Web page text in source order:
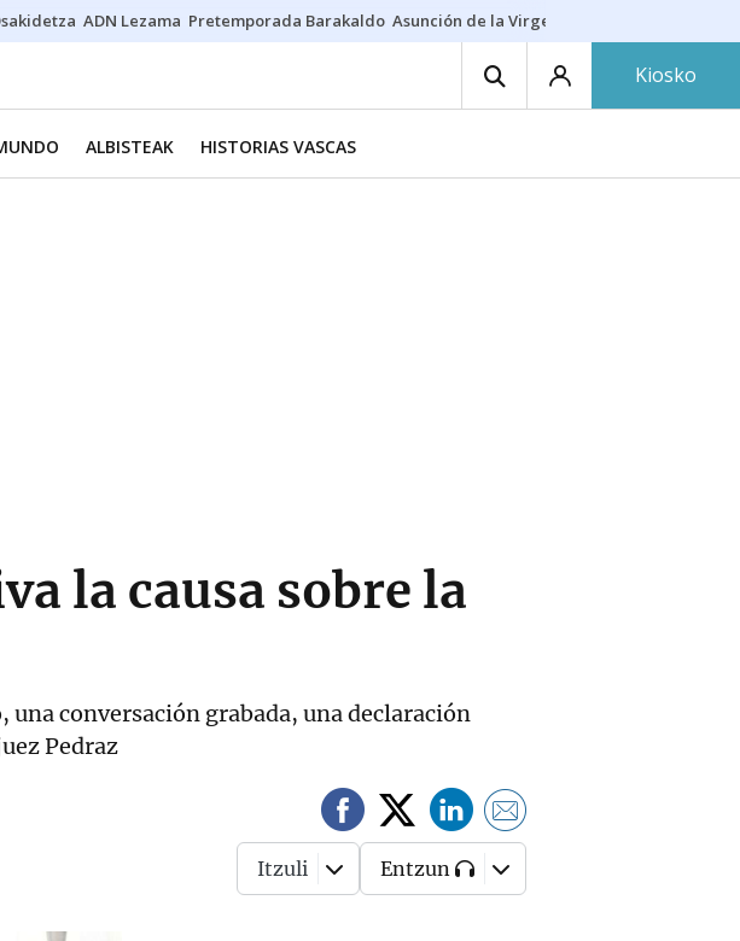
ADN Lezama Pretemporada Barakaldo Asunción de la Virgen
Kiosko
ALBISTEAK HISTORIAS VASCAS
la causa sobre la
conversación grabada, una declaración
Pedraz
Itzuli Entzun